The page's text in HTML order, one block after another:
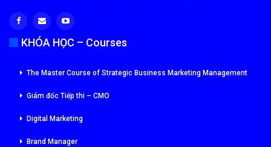
KHÓA HỌC – Courses
The Master Course of Strategic Business Marketing Management
Giám đốc Tiếp thi – CMO
Digital Marketing
Brand Manager